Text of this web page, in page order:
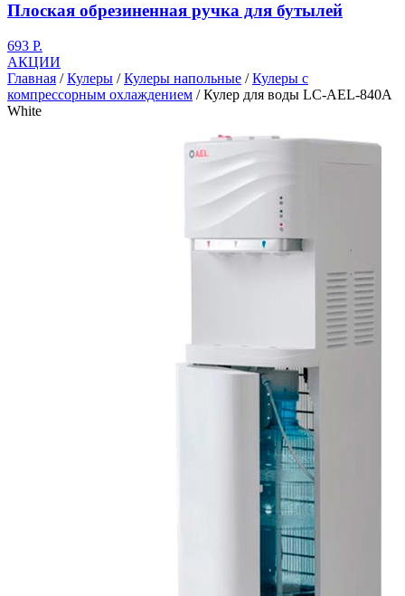
Плоская обрезиненная ручка для бутылей
693 Р.
АКЦИИ
Главная /Кулеры /Кулеры напольные /Кулеры с
компрессорным охлаждением /Кулер для воды LC-AEL-840A
White